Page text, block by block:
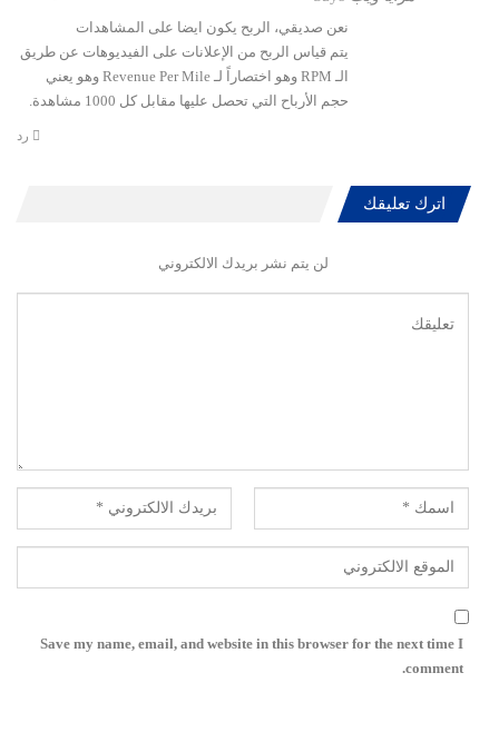
نعن صديقي، الربح يكون ايضا على المشاهدات
يتم قياس الربح من الإعلانات على الفيديوهات عن طريق
الـ RPM وهو اختصاراً لـ Revenue Per Mile وهو يعني
حجم الأرباح التي تحصل عليها مقابل كل 1000 مشاهدة.
رد
اترك تعليقك
لن يتم نشر بريدك الالكتروني
Save my name, email, and website in this browser for the next time I
comment.